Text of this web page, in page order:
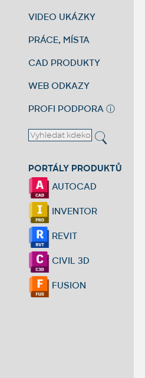
VIDEO UKÁZKY
PRÁCE, MÍSTA
CAD PRODUKTY
WEB ODKAZY
PROFI PODPORA ⓘ
PORTÁLY PRODUKTŮ
AUTOCAD
INVENTOR
REVIT
CIVIL 3D
FUSION